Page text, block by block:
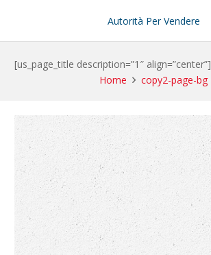
Autorità Per Vendere
[us_page_title description=”1″ align=”center”]
Home
copy2-page-bg